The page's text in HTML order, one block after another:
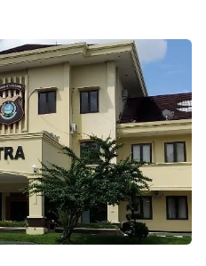
Kendari Dilaporkan ke Polda